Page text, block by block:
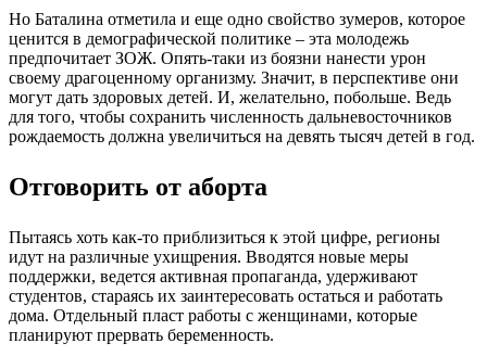
Но Баталина отметила и еще одно свойство зумеров, которое
ценится в демографической политике – эта молодежь
предпочитает ЗОЖ. Опять-таки из боязни нанести урон
своему драгоценному организму. Значит, в перспективе они
могут дать здоровых детей. И, желательно, побольше. Ведь
для того, чтобы сохранить численность дальневосточников
рождаемость должна увеличиться на девять тысяч детей в год.
Отговорить от аборта
Пытаясь хоть как-то приблизиться к этой цифре, регионы
идут на различные ухищрения. Вводятся новые меры
поддержки, ведется активная пропаганда, удерживают
студентов, стараясь их заинтересовать остаться и работать
дома. Отдельный пласт работы с женщинами, которые
планируют прервать беременность.